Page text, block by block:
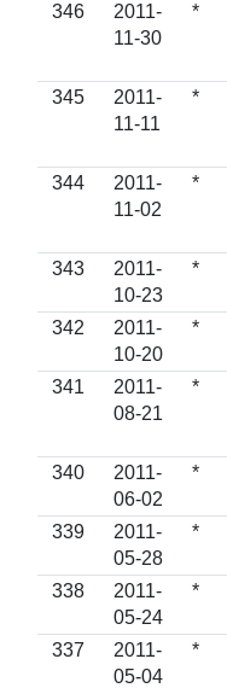
346
2011-
11-30
*
345
2011-
11-11
*
344
2011-
11-02
*
343
2011-
10-23
*
342
2011-
10-20
*
341
2011-
08-21
*
340
2011-
06-02
*
339
2011-
05-28
*
338
2011-
05-24
*
337
2011-
05-04
*